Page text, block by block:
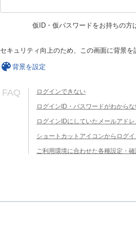
仮ID・仮パスワードをお持ちの方
セキュリティ向上のため、この画面に背景を
背景を設定
FAQ ログインできない
ログインID・パスワードがわから
ログインIDにしていたメールアド
ショートカットアイコンからログ
ご利用環境に合わせた各種設定・